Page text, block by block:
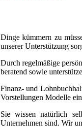
Dinge kümmern zu
unserer Unterstützung
Durch regelmäßige
beratend sowie
Finanz- und
Vorstellungen Modelle
Sie wissen natürlich
Unternehmen sind. Wir